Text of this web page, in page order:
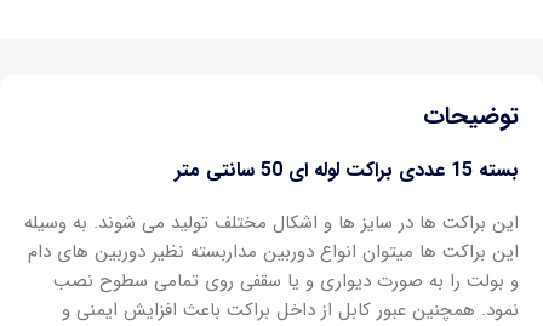
توضیحات
بسته 15 عددی براکت لوله ای 50 سانتی متر
این براکت ها در سایز ها و اشکال مختلف تولید می شوند. به وسیله
این براکت ها میتوان انواع دوربین مداربسته نظیر دوربین های دام
و بولت را به صورت دیواری و یا سقفی روی تمامی سطوح نصب
نمود. همچنین عبور کابل از داخل براکت باعث افزایش ایمنی و